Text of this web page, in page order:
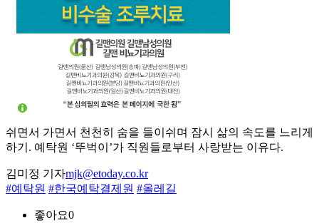
쉬면서 가면서 천천히 숨을 들이쉬며 잠시 삶의 속도를 느리게
하기. 예탁원 ‘뚜벅이’가 직원들로부터 사랑받는 이유다.
김미정 기자mjk@etoday.co.kr
#예탁원 #한국예탁결제원 #올레길
좋아요0